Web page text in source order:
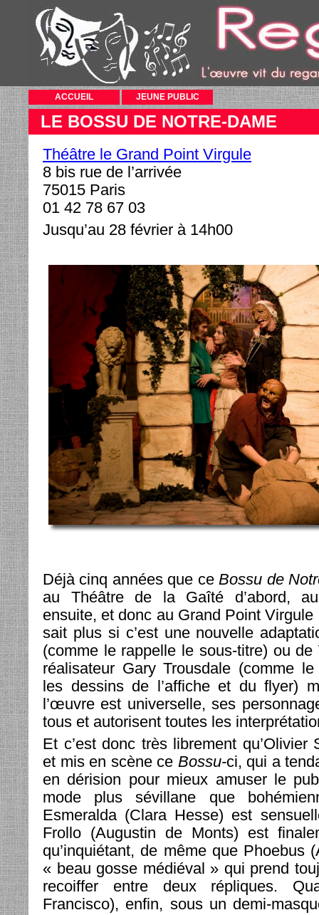
ACCUEIL JEUNE PUBLIC
LE BOSSU DE NOTRE-DAME
Théâtre le Grand Point Virgule
8 bis rue de l’arrivée
75015 Paris
01 42 78 67 03
Jusqu’au 28 février à 14h00
Déjà cinq années que ceBossu de
au Théâtre de la Gaîté d’abord,
ensuite, et donc au Grand Point
sait plus si c’est une nouvelle
(comme le rappelle le sous-titre) ou
réalisateur Gary Trousdale (comme
les dessins de l’affiche et du flyer)
l’œuvre est universelle, ses
tous et autorisent toutes les
Et c’est donc très librement qu’Olivier
et mis en scène ce Bossu­-ci, qui a
en dérision pour mieux amuser le
mode plus sévillane que
Esmeralda (Clara Hesse) est
Frollo (Augustin de Monts) est
qu’inquiétant, de même que Phoebus
« beau gosse médiéval » qui prend
recoiffer entre deux répliques.
Francisco), enfin, sous un demi-